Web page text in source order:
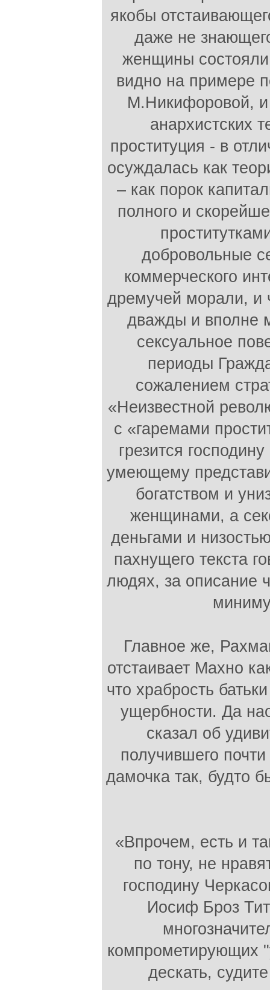
якобы
даже не
женщины
видно на примере
М.Никифоровой, и
анархистских
проституция - в
осуждалась как
– как порок
полного и
добровольные
коммерческого
дремучей морали, и
дважды и вполне
сексуальное
периоды
сожалением
«Неизвестной
с «гаремами
грезится
умеющему
богатством и
женщинами, а
деньгами и
пахнущего текста
людях, за описание
Главное же,
отстаивает Махно
что храбрость
ущербности. Да
сказал об
получившего
дамочка так, будто
«Впрочем, есть и
по тону, не
господину
Иосиф Броз
компрометирующих
дескать,